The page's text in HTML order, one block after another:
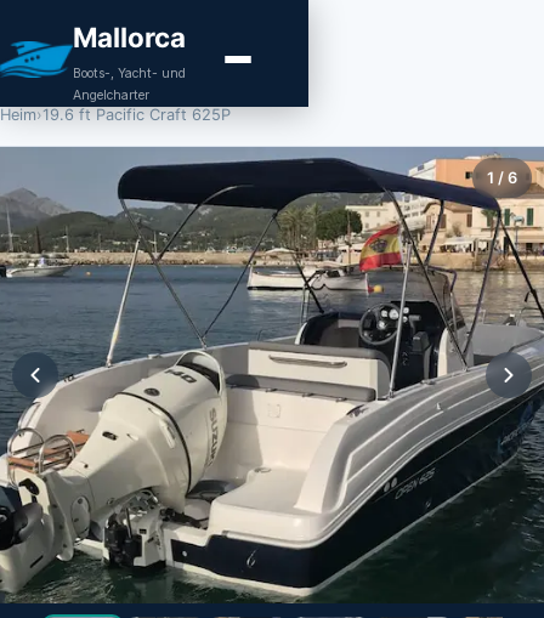
Mallorca
Boots-, Yacht- und
Angelcharter
Heim›19.6 ft Pacific Craft 625P
1 /6